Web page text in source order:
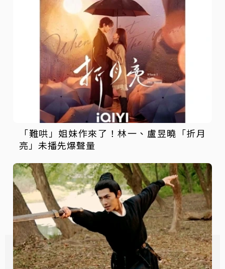
「難哄」姐妹作來了！林一、盧昱曉「折月
亮」未播先爆聲量